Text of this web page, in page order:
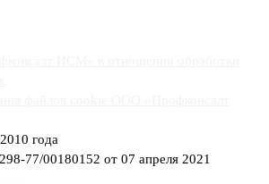
года
77/00180152 от 07 апреля 2021